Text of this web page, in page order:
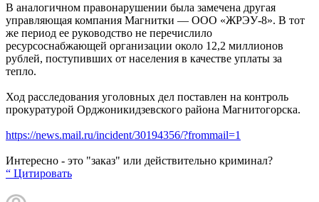
В аналогичном правонарушении была замечена другая
управляющая компания Магнитки — ООО «ЖРЭУ-8». В тот
же период ее руководство не перечислило
ресурсоснабжающей организации около 12,2 миллионов
рублей, поступивших от населения в качестве уплаты за
тепло.
Ход расследования уголовных дел поставлен на контроль
прокуратурой Орджоникидзевского района Магнитогорска.
https://news.mail.ru/incident/30194356/?frommail=1
Интересно - это "заказ" или действительно криминал?
“ Цитировать